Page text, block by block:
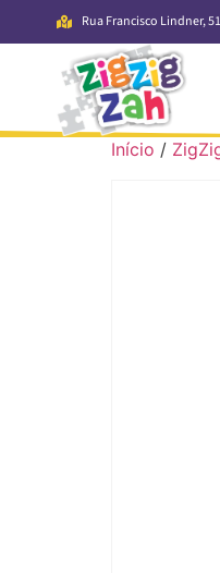
Rua Francisco Lindner,
Início /